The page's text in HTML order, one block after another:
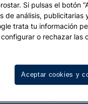
Si pulsas el botón
de análisis, publicitarias
trata tu información
o rechazar las
Aceptar cookies y